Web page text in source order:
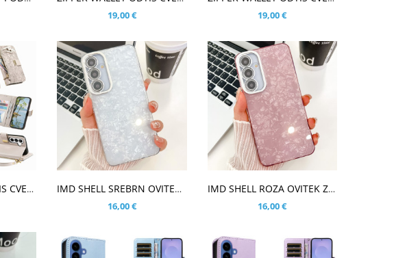
19,00 €
19,00 €
ZIPPER WALLET ODTIS CVETOV BEŽ ETUI ZA SAMSUNG GALAXY S26
IMD SHELL SREBRN OVITEK ZA SAMSUNG GALAXY S26
16,00 €
IMD SHELL ROZA OVITEK ZA SAMSUNG GALAXY S26
16,00 €